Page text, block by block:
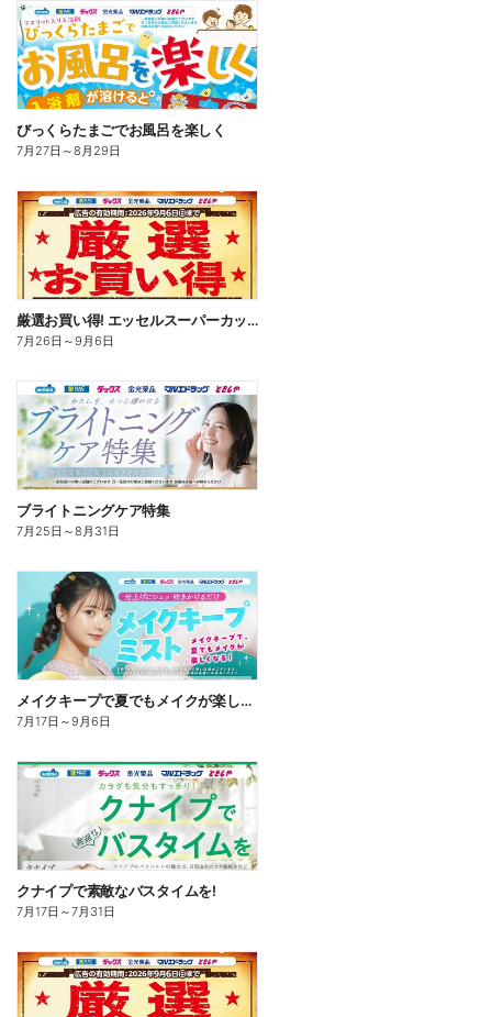
びっくらたまごでお風呂を楽しく
7月27日 ～8月29日
厳選お買い得! エッセルスーパーカップ
7月26日 ～9月6日
ブライトニングケア特集
7月25日 ～8月31日
メイクキープで夏でもメイクが楽しくなる!
7月17日 ～9月6日
クナイプで素敵なバスタイムを!
7月17日 ～7月31日